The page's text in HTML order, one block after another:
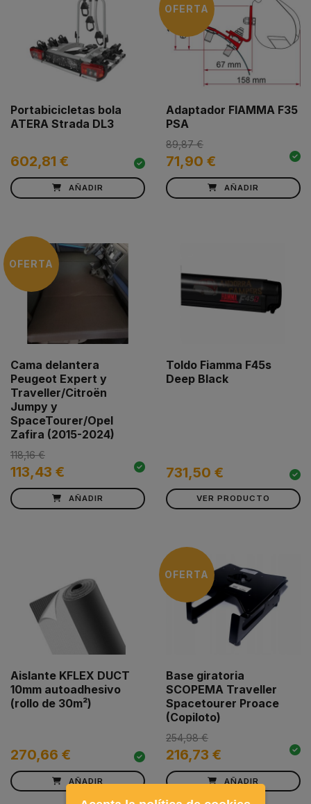
Portabicicletas bola
ATERA Strada DL3
602,81 €
AÑADIR
OFERTA
Adaptador FIAMMA F35
PSA
71,90 €
89,87 €
AÑADIR
OFERTA
Cama delantera
Peugeot Expert y
Traveller/Citroën
Jumpy y
SpaceTourer/Opel
Zafira (2015-2024)
113,43 €
118,16 €
AÑADIR
Toldo Fiamma F45s
Deep Black
731,50 €
VER PRODUCTO
Aislante KFLEX DUCT
10mm autoadhesivo
(rollo de 30m²)
270,66 €
AÑADIR
OFERTA
Base giratoria
SCOPEMA Traveller
Spacetourer Proace
(Copiloto)
216,73 €
254,98 €
AÑADIR